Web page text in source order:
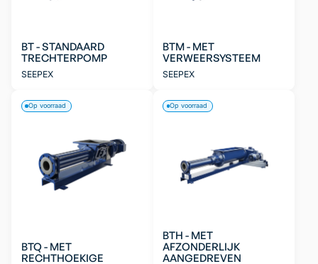
BT - STANDAARD
TRECHTERPOMP
SEEPEX
BTM - MET
VERWEERSYSTEEM
SEEPEX
BTQ - MET
RECHTHOEKIGE
Op voorraad
BTH - MET
AFZONDERLIJK
AANGEDREVEN
Op voorraad